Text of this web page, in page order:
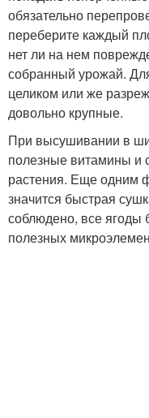
обязательно
переберите каждый
нет ли на нем
собранный урожай.
целиком или же
довольно крупные.
При высушивании в
полезные витамины и
растения. Еще одним
значится быстрая
соблюдено, все ягоды
полезных